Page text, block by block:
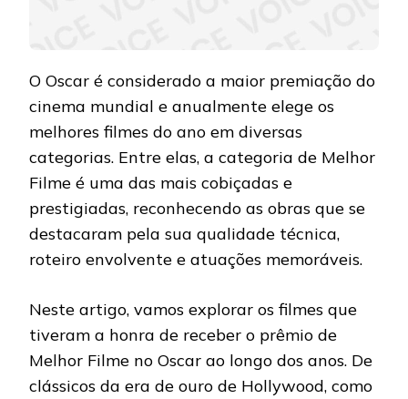
O Oscar é considerado a maior premiação do
cinema mundial e anualmente elege os
melhores filmes do ano em diversas
categorias. Entre elas, a categoria de Melhor
Filme é uma das mais cobiçadas e
prestigiadas, reconhecendo as obras que se
destacaram pela sua qualidade técnica,
roteiro envolvente e atuações memoráveis.
Neste artigo, vamos explorar os filmes que
tiveram a honra de receber o prêmio de
Melhor Filme no Oscar ao longo dos anos. De
clássicos da era de ouro de Hollywood, como